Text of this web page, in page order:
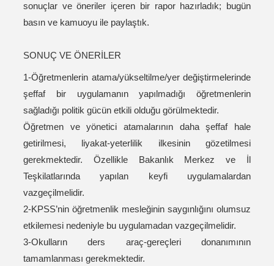
sonuçlar ve öneriler içeren bir rapor hazırladık; bugün
basın ve kamuoyu ile paylaştık.
SONUÇ VE ÖNERİLER
1-Öğretmenlerin atama/yükseltilme/yer değiştirmelerinde
şeffaf bir uygulamanın yapılmadığı öğretmenlerin
sağladığı politik gücün etkili olduğu görülmektedir.
Öğretmen ve yönetici atamalarının daha şeffaf hale
getirilmesi, liyakat-yeterlilik ilkesinin gözetilmesi
gerekmektedir. Özellikle Bakanlık Merkez ve İl
Teşkilatlarında yapılan keyfi uygulamalardan
vazgeçilmelidir.
2-KPSS’nin öğretmenlik mesleğinin saygınlığını olumsuz
etkilemesi nedeniyle bu uygulamadan vazgeçilmelidir.
3-Okulların ders araç-gereçleri donanımının
tamamlanması gerekmektedir.